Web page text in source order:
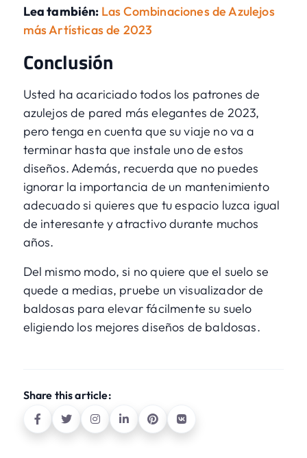
Lea también: Las Combinaciones de Azulejos
más Artísticas de 2023
Conclusión
Usted ha acariciado todos los patrones de
azulejos de pared más elegantes de 2023,
pero tenga en cuenta que su viaje no va a
terminar hasta que instale uno de estos
diseños. Además, recuerda que no puedes
ignorar la importancia de un mantenimiento
adecuado si quieres que tu espacio luzca igual
de interesante y atractivo durante muchos
años.
Del mismo modo, si no quiere que el suelo se
quede a medias, pruebe unvisualizador de
baldosas para elevar fácilmente su suelo
eligiendo los mejores diseños de baldosas.
Share this article: